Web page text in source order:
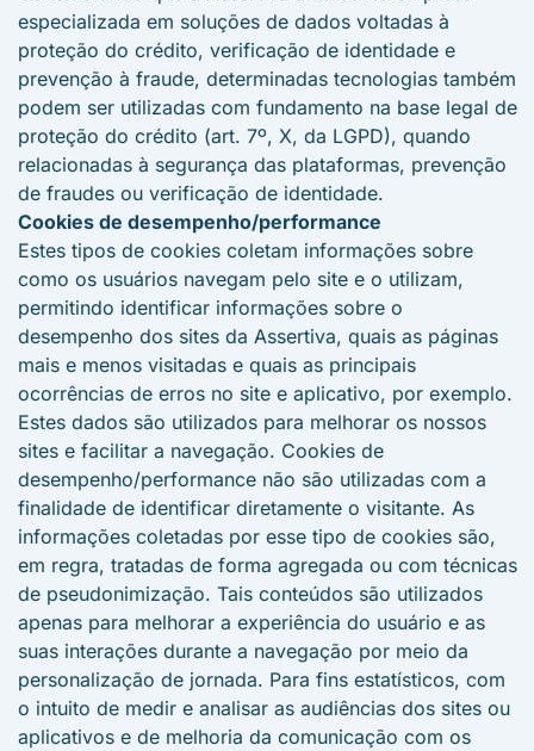
especializada em soluções de dados voltadas à
proteção do crédito, verificação de identidade e
prevenção à fraude, determinadas tecnologias também
podem ser utilizadas com fundamento na base legal de
proteção do crédito (art. 7º, X, da LGPD), quando
relacionadas à segurança das plataformas, prevenção
de fraudes ou verificação de identidade.
Cookies de desempenho/performance
Estes tipos de cookies coletam informações sobre
como os usuários navegam pelo site e o utilizam,
permitindo identificar informações sobre o
desempenho dos sites da Assertiva, quais as páginas
mais e menos visitadas e quais as principais
ocorrências de erros no site e aplicativo, por exemplo.
Estes dados são utilizados para melhorar os nossos
sites e facilitar a navegação. Cookies de
desempenho/performance não são utilizadas com a
finalidade de identificar diretamente o visitante. As
informações coletadas por esse tipo de cookies são,
em regra, tratadas de forma agregada ou com técnicas
de pseudonimização. Tais conteúdos são utilizados
apenas para melhorar a experiência do usuário e as
suas interações durante a navegação por meio da
personalização de jornada. Para fins estatísticos, com
o intuito de medir e analisar as audiências dos sites ou
aplicativos e de melhoria da comunicação com os